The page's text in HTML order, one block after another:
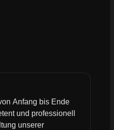
Anfang bis Ende
und professionell
unserer